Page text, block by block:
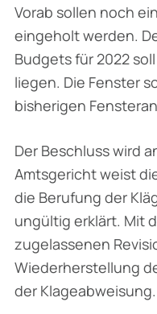
Vorab sollen noch
eingeholt werden.
Budgets für 2022
liegen. Die Fenster
bisherigen
Der Beschluss wird
Amtsgericht weist
die Berufung der
ungültig erklärt. Mit
zugelassenen
Wiederherstellung
der Klageabweisung.